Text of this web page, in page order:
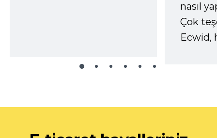
nasıl
Çok
Ecwid,